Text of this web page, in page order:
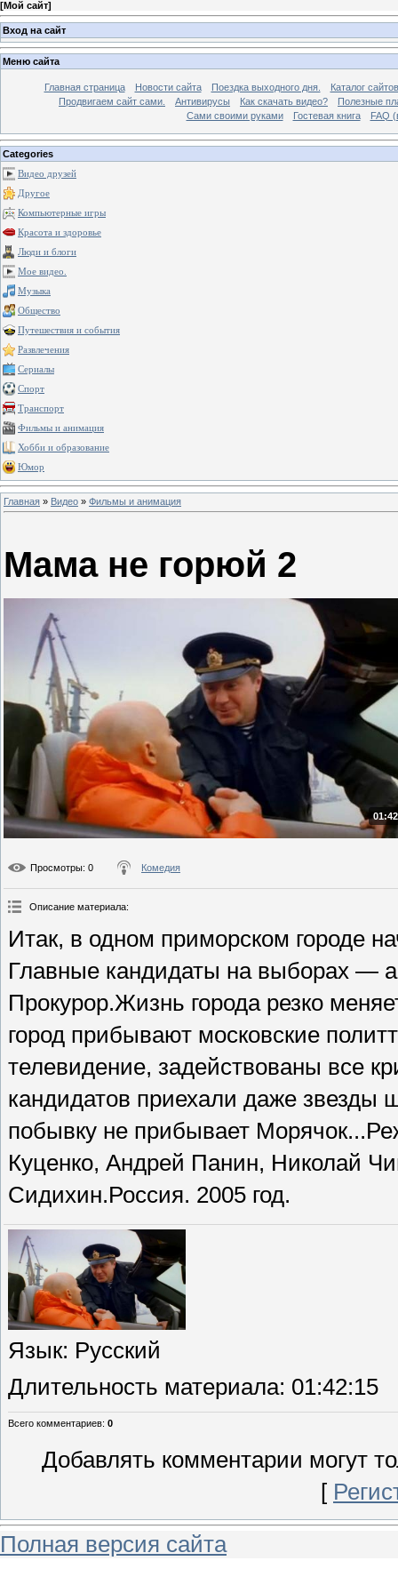
[Мой сайт]
Вход на сайт
Меню сайта
Главная страница Новости сайта Поездка выходного дня.
Каталог сайтов
Продвигаем сайт сами.
Антивирусы Как скачать видео?
Полезные
Сами своими руками
Гостевая книга FAQ
Categories
Видео друзей
Другое
Компьютерные игры
Красота и здоровье
Люди и блоги
Мое видео.
Музыка
Общество
Путешествия и события
Развлечения
Сериалы
Спорт
Транспорт
Фильмы и анимация
Хобби и образование
Юмор
Главная » Видео » Фильмы и анимация
Мама не горюй 2
Просмотры: 0 Комедия
Описание материала:
Итак, в одном приморском городе
Главные кандидаты на выборах —
Прокурор.Жизнь города резко
город прибывают московские
телевидение, задействованы все
кандидатов приехали даже звезды
побывку не прибывает
Куценко, Андрей Панин, Николай
Сидихин.Россия. 2005 год.
Язык: Русский
Длительность материала: 01:42:15
Всего комментариев: 0
Добавлять комментарии могут
[
Полная версия сайта